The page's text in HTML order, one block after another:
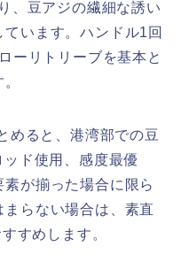
、豆アジの繊細な誘い
います。ハンドル1回
ーリトリーブを基本と
めると、港湾部での豆
ド使用、感度最優
が揃った場合に限ら
らない場合は、素直
すめします。